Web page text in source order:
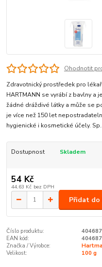
Ohodnotit
Zdravotnický prostředek pro
HARTMANN se vyrábí z bavlny a
žádné dráždivé látky a může se
je více než 150 let
hygienické i kosmetické účely.
Dostupnost Skladem
54 Kč
44,63 Kč bez DPH
Přidat do
Číslo produktu:
EAN kód:
Značka / Výrobce:
Velikost:
100 g